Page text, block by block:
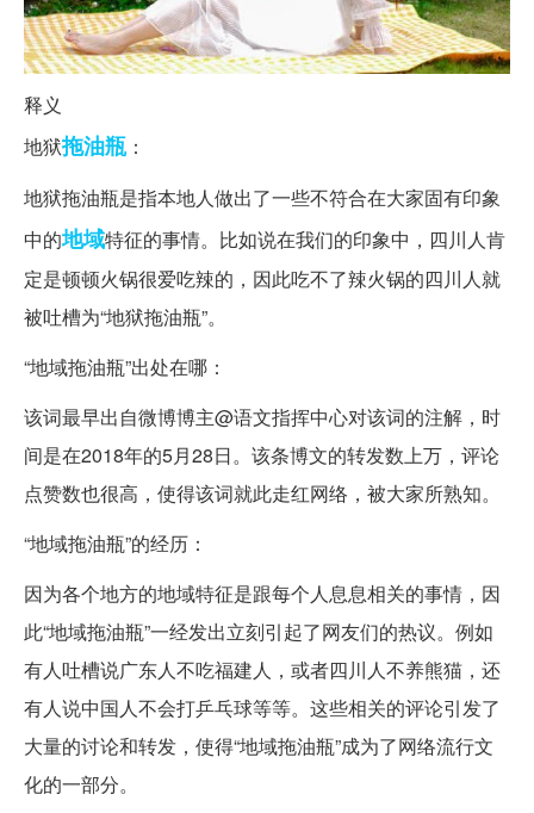
释义
地狱拖油瓶：
地狱拖油瓶是指本地人做出了一些不符合在大家固有印象
中的地域特征的事情。比如说在我们的印象中，四川人肯
定是顿顿火锅很爱吃辣的，因此吃不了辣火锅的四川人就
被吐槽为“地狱拖油瓶”。
“地域拖油瓶”出处在哪：
该词最早出自微博博主@语文指挥中心对该词的注解，时
间是在2018年的5月28日。该条博文的转发数上万，评论
点赞数也很高，使得该词就此走红网络，被大家所熟知。
“地域拖油瓶”的经历：
因为各个地方的地域特征是跟每个人息息相关的事情，因
此“地域拖油瓶”一经发出立刻引起了网友们的热议。例如
有人吐槽说广东人不吃福建人，或者四川人不养熊猫，还
有人说中国人不会打乒乓球等等。这些相关的评论引发了
大量的讨论和转发，使得“地域拖油瓶”成为了网络流行文
化的一部分。